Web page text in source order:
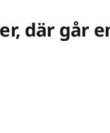
där går